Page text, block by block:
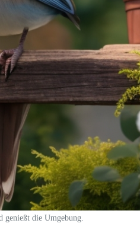
genießt die Umgebung.